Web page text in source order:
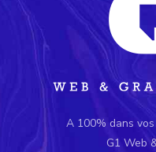
A 100% dans
G1 Web